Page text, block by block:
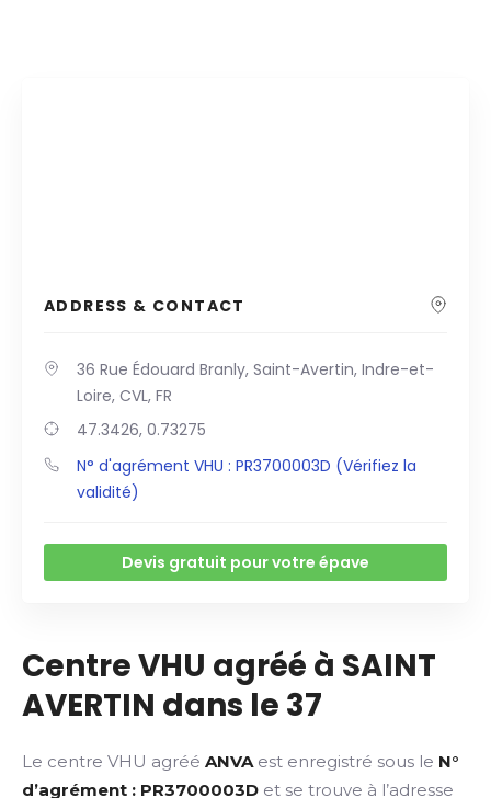
ADDRESS & CONTACT
36 Rue Édouard Branly, Saint-Avertin, Indre-et-
Loire, CVL, FR
47.3426, 0.73275
N° d'agrément VHU : PR3700003D (Vérifiez la
validité)
Devis gratuit pour votre épave
Centre VHU agréé à SAINT
AVERTIN dans le 37
Le centre VHU agréé ANVAest enregistré sous le N°
d’agrément : PR3700003D et se trouve à l’adresse